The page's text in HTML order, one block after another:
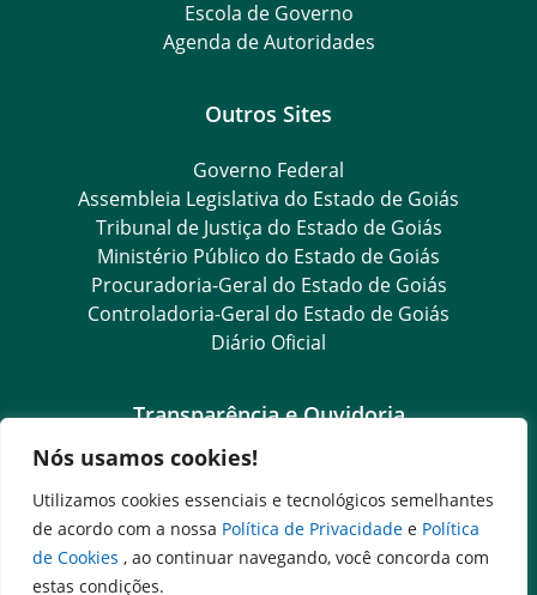
Nós usamos cookies!
Utilizamos cookies essenciais e tecnológicos semelhantes
de acordo com a nossa Política de Privacidade e Política
de Cookies , ao continuar navegando, você concorda com
estas condições.
Escola de Governo
Agenda de Autoridades
Outros Sites
Governo Federal
Assembleia Legislativa do Estado de Goiás
Tribunal de Justiça do Estado de Goiás
Ministério Público do Estado de Goiás
Procuradoria-Geral do Estado de Goiás
Controladoria-Geral do Estado de Goiás
Diário Oficial
Transparência e Ouvidoria
LGPD
Goiás Transparência
Dados Abertos Goiás
e-SIC
SIC – Serviço de Informação ao Cidadão